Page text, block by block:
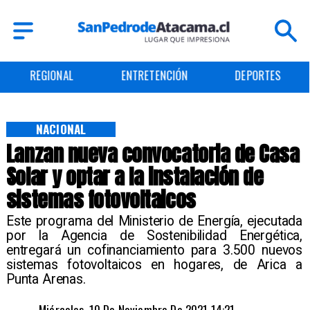
ENTRETENCIÓN DEPORTES CULTURA
Lanzan nueva convocatoria de Casa
Solar y optar a la instalación de
sistemas fotovoltaicos
Este programa del Ministerio de Energía, ejecutada
por la Agencia de Sostenibilidad Energética,
entregará un cofinanciamiento para 3.500 nuevos
sistemas fotovoltaicos en hogares, de Arica a
Punta Arenas.
NACIONAL